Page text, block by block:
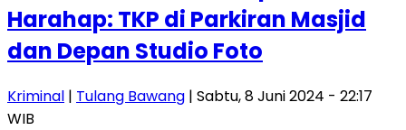
Harahap: TKP di Parkiran Masjid
dan Depan Studio Foto
Kriminal | Tulang Bawang | Sabtu, 8 Juni 2024 - 22:17
WIB